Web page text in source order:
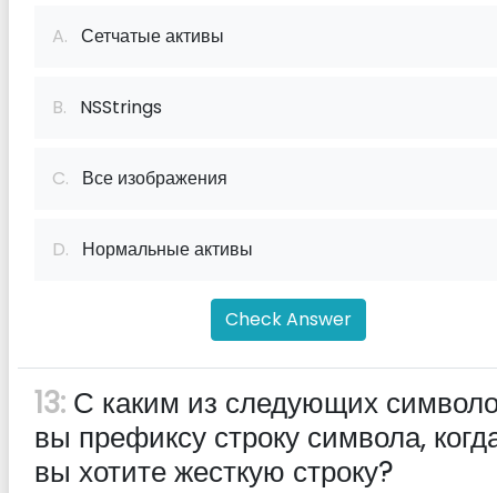
A. Сетчатые активы
B. NSStrings
C. Все изображения
D. Нормальные активы
Check Answer
13: С каким из следующих
вы префиксу строку символа,
вы хотите жесткую строку?